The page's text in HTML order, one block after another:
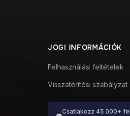
JOGI INFORMÁCIÓK
Felhasználási feltételek
Visszatérítési szabályzat
Csatlakozz 45 000+